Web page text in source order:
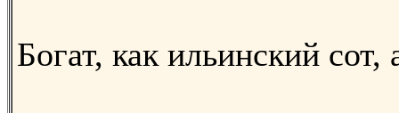
Богат, как ильинский сот,